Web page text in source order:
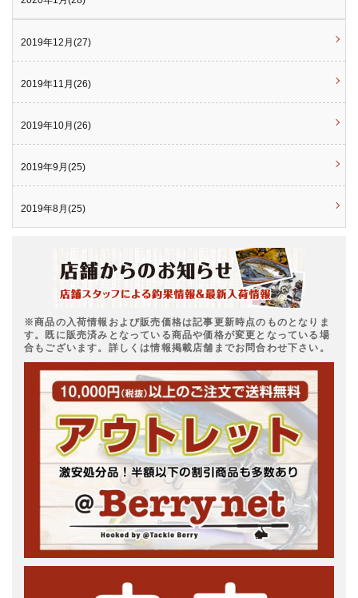
2019年12月(27)
2019年11月(26)
2019年10月(26)
2019年9月(25)
2019年8月(25)
※商品の入荷情報および販売価格は記事更新時点のものとなりま
す。既に販売済みとなっている商品や価格が変更となっている場
合もございます。詳しくは情報掲載店舗までお問合わせ下さい。